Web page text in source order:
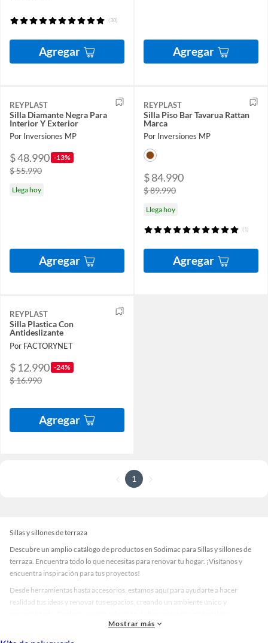
(30)
Agregar Agregar
REYPLAST
Silla Diamante Negra Para
Interior Y Exterior
Por Inversiones MP
$ 48.990 -13%
$ 55.990
Llega hoy
Agregar
REYPLAST
Silla Piso Bar Tavarua Rattan
Marca
Por Inversiones MP
$ 84.990
$ 89.990
Llega hoy
(1)
Agregar
REYPLAST
Silla Plastica Con
Antideslizante
Por FACTORYNET
$ 12.990 -24%
$ 16.990
Agregar
1
Sillas y sillones de terraza
Descubre un amplio catálogo de productos en Sodimac para Sillas y sillones de
terraza. Encuentra todo lo que necesitas para renovar tu hogar. ¡Visítanos y
encuentra inspiración para tus proyectos!
Desde herramientas hasta accesorios, estamos aquí para ayudarte a hacer
realidad tus ideas y renovar tus espacios, creando un ambiente único y
accesorios de calidad que te ayudarán a crear un espacio más tú.
Mostrar más